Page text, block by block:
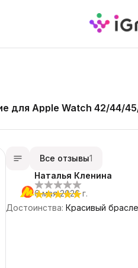
для Apple Watch 42/44/
Все отзывы1
Наталья Кленина
6 мая 2026 г.
Достоинства: Красивый